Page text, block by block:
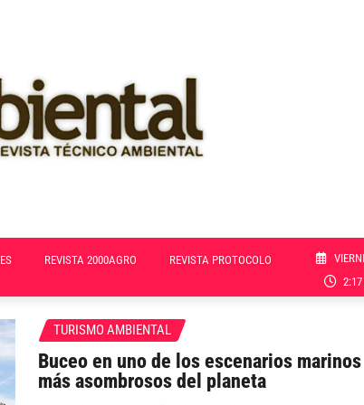
REVISTA 2000AGRO REVISTA PROTOCOLO
TURISMO AMBIENTAL
Buceo en uno de los escenarios marinos
más asombrosos del planeta